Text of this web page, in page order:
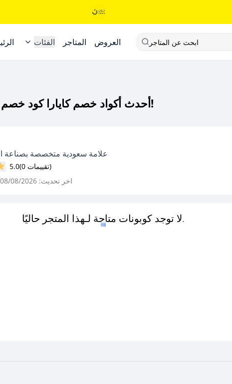
الفئات المتاجر العروض ابحث عن المتاجر
أحدث أكواد خصم كايارا كود خصم حصري لـ كايارا الآن!
علامة سعودية متخصصة بصناعة
5.0
(0 تقييمات)
اخر تحديث: 08/08/2026
لا توجد كوبونات متاحة لـهذا المتجر حاليًا.